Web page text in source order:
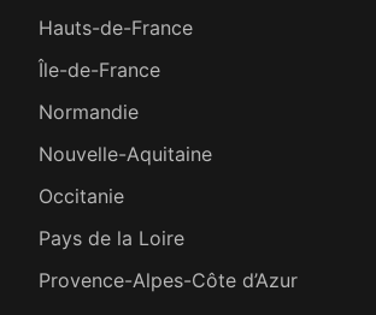
Hauts-de-France
Île-de-France
Normandie
Nouvelle-Aquitaine
Occitanie
Pays de la Loire
Provence-Alpes-Côte d’Azur